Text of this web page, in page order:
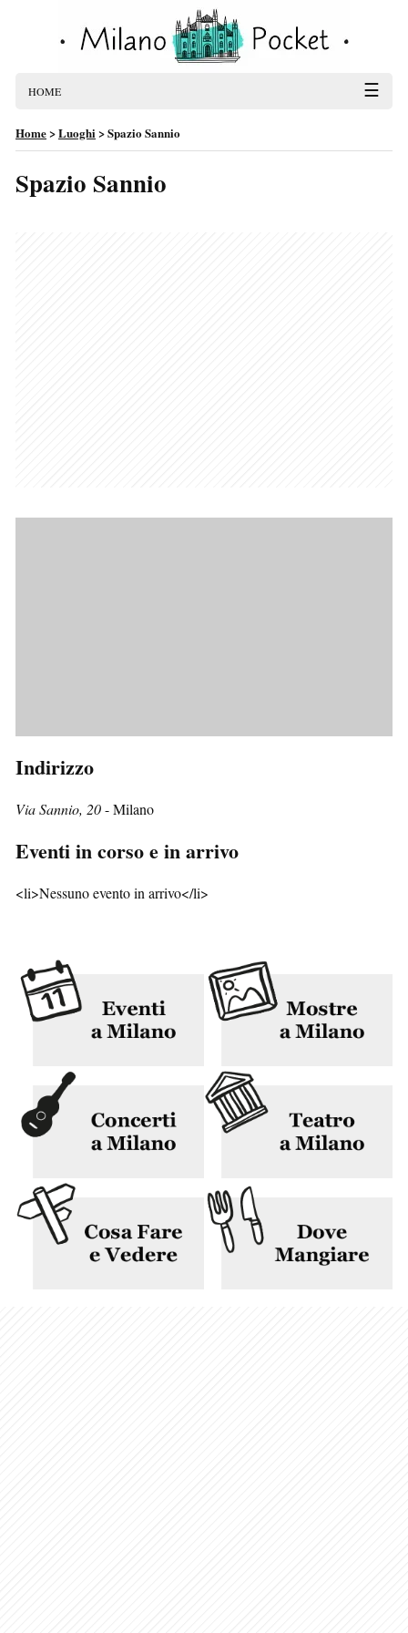
HOME ☰
Home>Luoghi>Spazio Sannio
Spazio Sannio
Indirizzo
Via Sannio, 20- Milano
Eventi in corso e in arrivo
<li>Nessuno evento in arrivo</li>